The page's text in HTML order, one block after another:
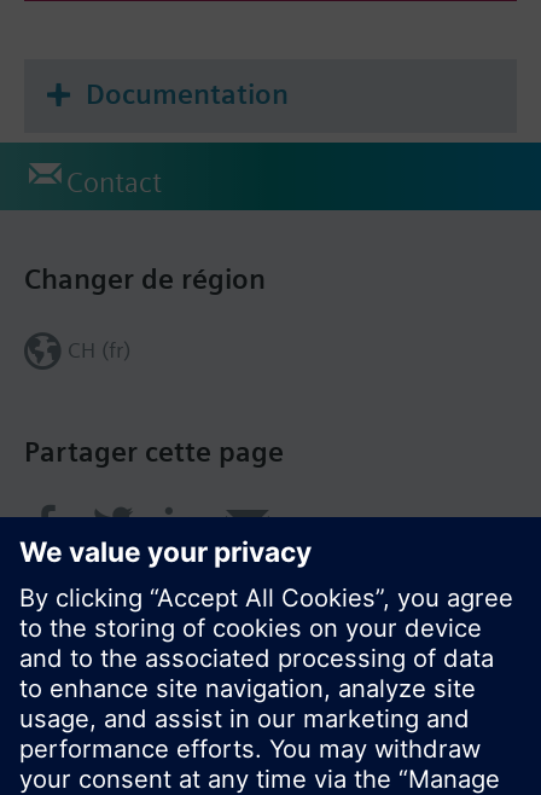
Documentation
Contact
Partager cette page
Changer de région
CH (fr)
© Siemens Switzerland Ltd. 2018